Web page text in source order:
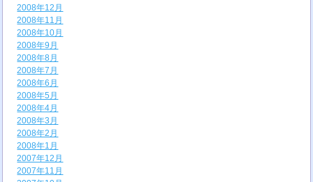
2008年12月
2008年11月
2008年10月
2008年9月
2008年8月
2008年7月
2008年6月
2008年5月
2008年4月
2008年3月
2008年2月
2008年1月
2007年12月
2007年11月